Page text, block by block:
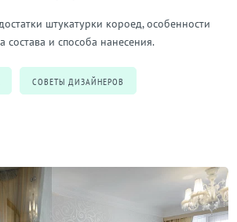
штукатурки короед, особенности
состава и способа нанесения.
СОВЕТЫ ДИЗАЙНЕРОВ